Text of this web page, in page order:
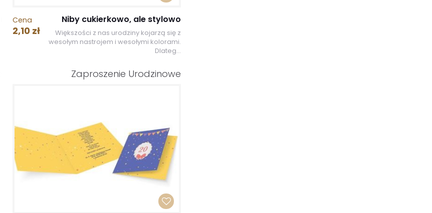
Cena
2,10 zł
Niby cukierkowo, ale stylowo
Większości z nas urodziny kojarzą się z
wesołym nastrojem i wesołymi kolorami.
Dlateg...
Zaproszenie Urodzinowe